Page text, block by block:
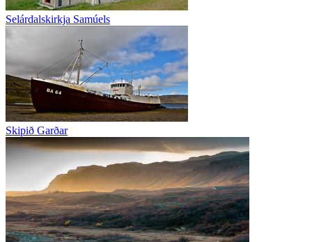
Selárdalskirkja Samúels
Skipið Garðar